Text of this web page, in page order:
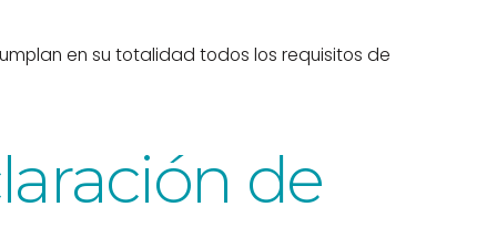
en su totalidad todos los requisitos de
de